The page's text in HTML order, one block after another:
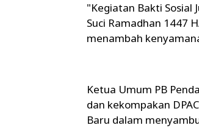
"Kegiatan Bakti Sosial
Suci Ramadhan 1447
menambah
Ketua Umum PB
dan kekompakan
Baru dalam